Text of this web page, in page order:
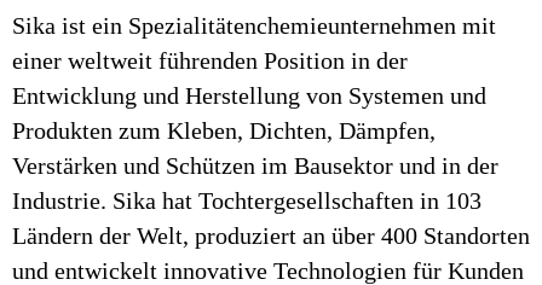
Sika ist ein Spezialitätenchemieunternehmen mit
einer weltweit führenden Position in der
Entwicklung und Herstellung von Systemen und
Produkten zum Kleben, Dichten, Dämpfen,
Verstärken und Schützen im Bausektor und in der
Industrie. Sika hat Tochtergesellschaften in 103
Ländern der Welt, produziert an über 400 Standorten
und entwickelt innovative Technologien für Kunden